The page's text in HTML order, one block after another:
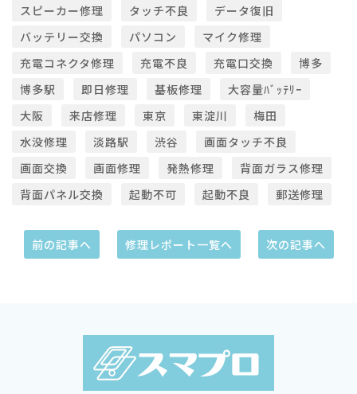
スピーカー修理
タッチ不良
データ復旧
バッテリー交換
パソコン
マイク修理
充電コネクタ修理
充電不良 充電口交換
博多
博多駅
即日修理 基板修理
大容量ﾊﾞｯﾃﾘｰ
大阪
来店修理 東京 東淀川
梅田
水没修理
淡路駅 渋谷
画面タッチ不良
画面交換
画面修理 発熱修理
背面ガラス修理
背面パネル交換
起動不可 起動不良 郵送修理
前の記事へ 修理レポート一覧へ 次の記事へ